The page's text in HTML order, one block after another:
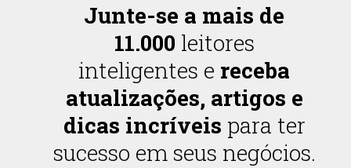
Junte-se a mais de
11.000 leitores
inteligentes e receba
atualizações, artigos e
dicas incríveis para ter
sucesso em seus negócios.